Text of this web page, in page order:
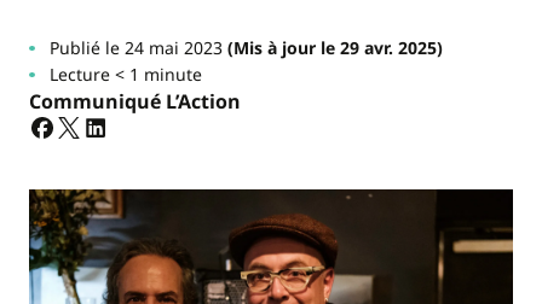
Publié le 24 mai 2023(Mis à jour le 29 avr. 2025)
Lecture < 1 minute
Communiqué L’Action